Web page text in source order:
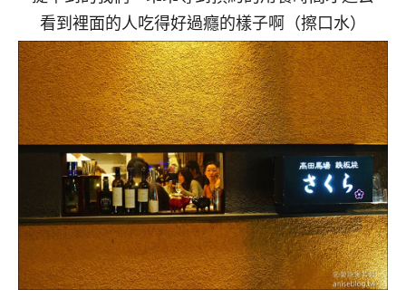
看到裡面的人吃得好過癮的樣子啊（擦口水）